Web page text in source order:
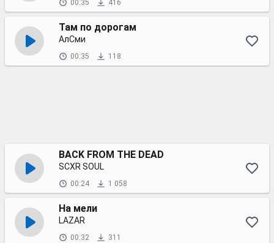
00:35 416
Там по дорогам
АлСми
00:35 118
BACK FROM THE DEAD
SCXR SOUL
00:24 1 058
На мели
LAZAR
00:32 311